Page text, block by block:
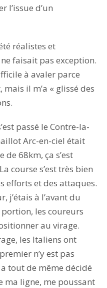
l’issue d’un
réalistes et
faisait pas exception.
à avaler parce
il m’a « glissé des
passé le Contre-la-
Arc-en-ciel était
de 68km, ça s’est
course s’est très bien
efforts et des attaques.
j’étais à l’avant du
les coureurs
au virage.
les Italiens ont
n’y est pas
tout de même décidé
ma ligne, me poussant